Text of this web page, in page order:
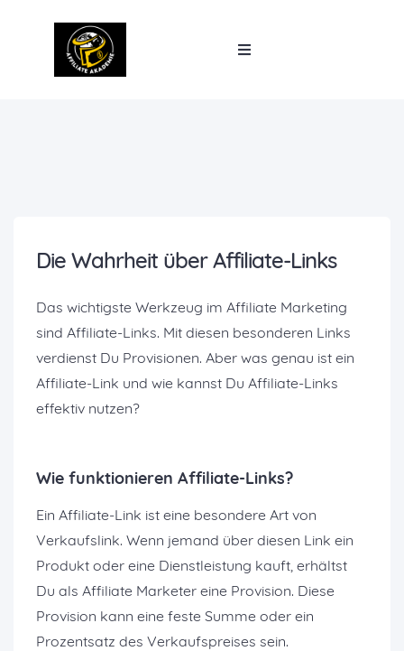
Die Wahrheit über Affiliate-Links
Das wichtigste Werkzeug im Affiliate Marketing
sind Affiliate-Links. Mit diesen besonderen Links
verdienst Du Provisionen. Aber was genau ist ein
Affiliate-Link und wie kannst Du Affiliate-Links
effektiv nutzen?
Wie funktionieren Affiliate-Links?
Ein Affiliate-Link ist eine besondere Art von
Verkaufslink. Wenn jemand über diesen Link ein
Produkt oder eine Dienstleistung kauft, erhältst
Du als Affiliate Marketer eine Provision. Diese
Provision kann eine feste Summe oder ein
Prozentsatz des Verkaufspreises sein.